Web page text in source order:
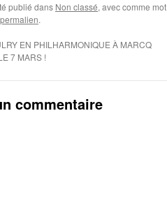
publié dans Non classé, avec comme
.
EN PHILHARMONIQUE À MARCQ
7 MARS !
commentaire